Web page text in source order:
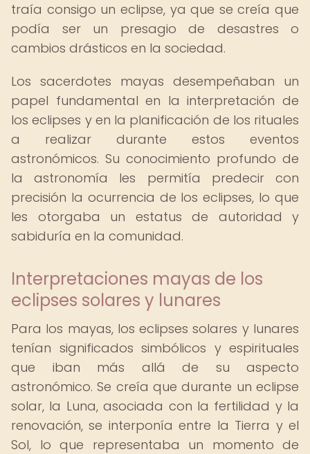
traía consigo un eclipse, ya que se creía que
podía ser un presagio de desastres o
cambios drásticos en la sociedad.
Los sacerdotes mayas desempeñaban un
papel fundamental en la interpretación de
los eclipses y en la planificación de los rituales
a realizar durante estos eventos
astronómicos. Su conocimiento profundo de
la astronomía les permitía predecir con
precisión la ocurrencia de los eclipses, lo que
les otorgaba un estatus de autoridad y
sabiduría en la comunidad.
Interpretaciones mayas de los
eclipses solares y lunares
Para los mayas, los eclipses solares y lunares
tenían significados simbólicos y espirituales
que iban más allá de su aspecto
astronómico. Se creía que durante un eclipse
solar, la Luna, asociada con la fertilidad y la
renovación, se interponía entre la Tierra y el
Sol, lo que representaba un momento de